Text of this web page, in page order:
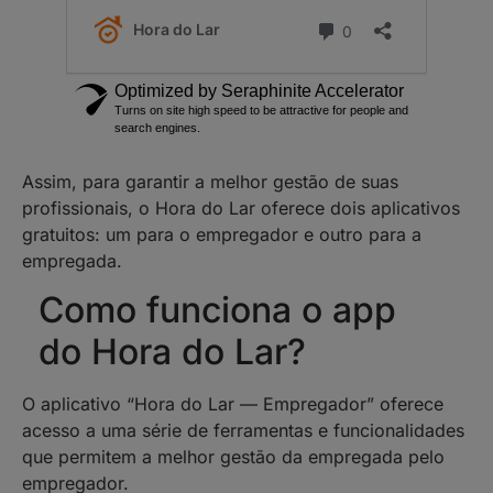
Assim, para garantir a melhor gestão de suas
profissionais, o Hora do Lar oferece dois aplicativos
gratuitos: um para o empregador e outro para a
empregada.
Como funciona o app
do Hora do Lar?
O aplicativo “Hora do Lar — Empregador” oferece
acesso a uma série de ferramentas e funcionalidades
que permitem a melhor gestão da empregada pelo
empregador.